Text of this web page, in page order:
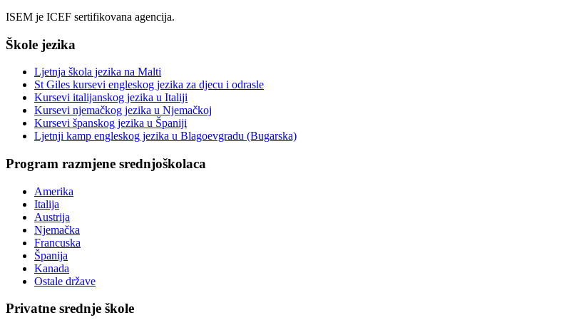
ISEM je ICEF sertifikovana agencija.
Škole jezika
Ljetnja škola jezika na Malti
St Giles kursevi engleskog jezika za djecu i odrasle
Kursevi italijanskog jezika u Italiji
Kursevi njemačkog jezika u Njemačkoj
Kursevi španskog jezika u Španiji
Ljetnji kamp engleskog jezika u Blagoevgradu (Bugarska)
Program razmjene srednjoškolaca
Amerika
Italija
Austrija
Njemačka
Francuska
Španija
Kanada
Ostale države
Privatne srednje škole